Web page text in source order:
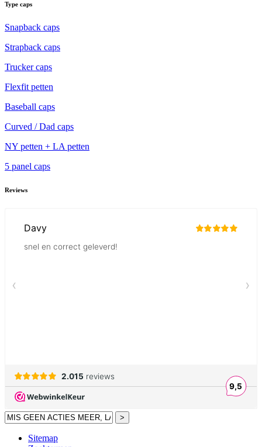
Type caps
Snapback caps
Strapback caps
Trucker caps
Flexfit petten
Baseball caps
Curved / Dad caps
NY petten + LA petten
5 panel caps
Reviews
>
Sitemap